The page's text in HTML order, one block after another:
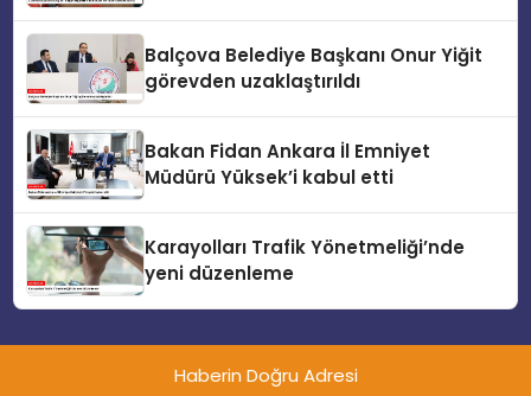
Balçova Belediye Başkanı Onur Yiğit
görevden uzaklaştırıldı
Bakan Fidan Ankara İl Emniyet
Müdürü Yüksek’i kabul etti
Karayolları Trafik Yönetmeliği’nde
yeni düzenleme
Haberin Doğru Adresi